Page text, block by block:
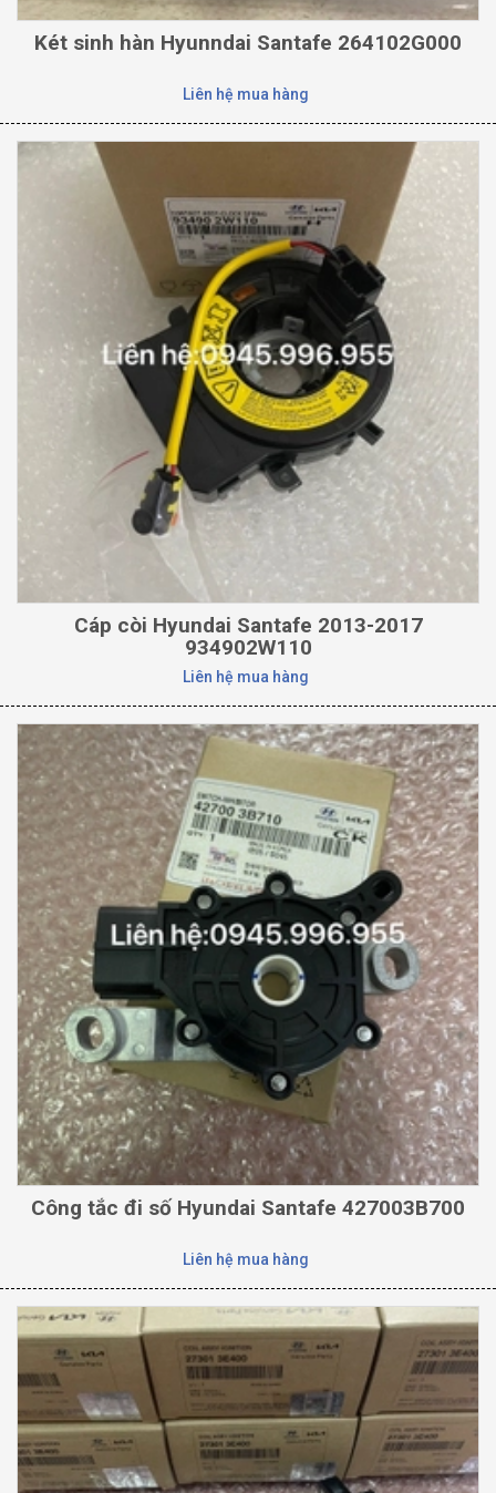
Két sinh hàn Hyunndai Santafe 264102G000
Liên hệ mua hàng
Cáp còi Hyundai Santafe 2013-2017
934902W110
Liên hệ mua hàng
Công tắc đi số Hyundai Santafe 427003B700
Liên hệ mua hàng